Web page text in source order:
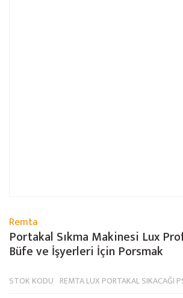
Remta
Portakal Sıkma Makinesi Lux
Büfe ve İşyerleri İçin Porsmak
STOK KODU REMTA LUX PORTAKAL SIKACAĞI